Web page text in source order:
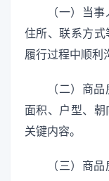
（一）当
住所、联系方式
履行过程中顺利
（二）商
面积、户型、
关键内容。
（三）商